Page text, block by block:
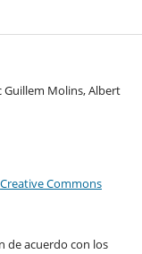
Guillem Molins, Albert
Creative Commons
de acuerdo con los